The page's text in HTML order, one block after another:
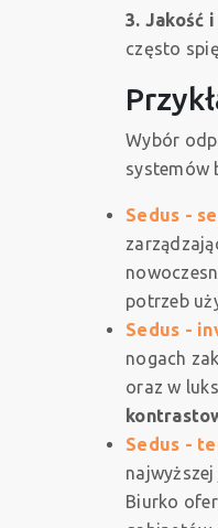
3. Jakość
często
Wybór
systemów
Sedus -
potrzeb
Sedus -
nogach
oraz w
Sedus -
Biurko